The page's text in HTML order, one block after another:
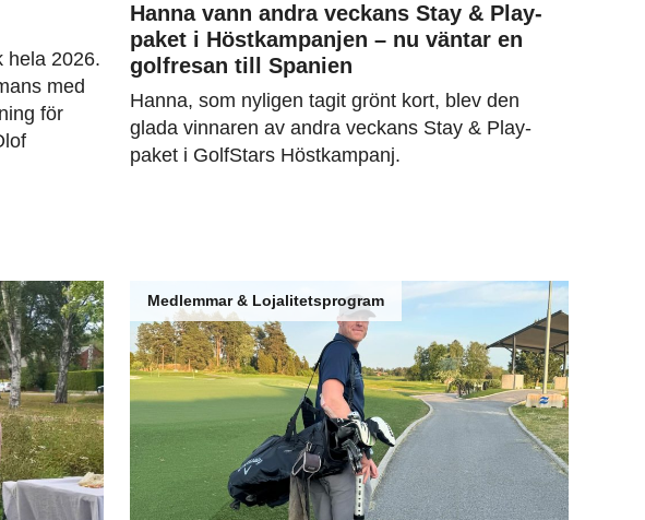
hela 2026.
med
för
Hanna vann andra veckans Stay & Play-
paket i Höstkampanjen – nu väntar en
golfresan till Spanien
Hanna, som nyligen tagit grönt kort, blev den
glada vinnaren av andra veckans Stay & Play-
paket i GolfStars Höstkampanj.
Medlemmar & Lojalitetsprogram